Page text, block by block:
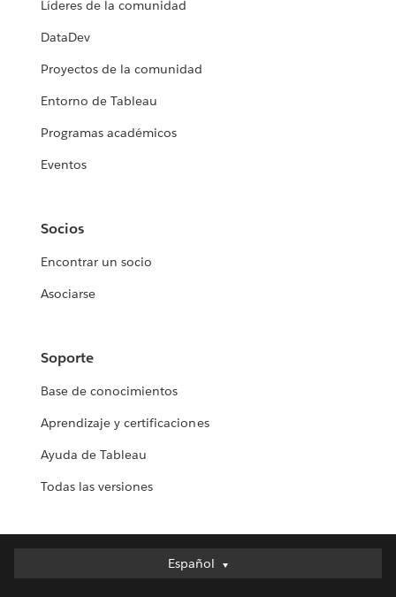
Líderes de la comunidad
DataDev
Proyectos de la comunidad
Entorno de Tableau
Programas académicos
Eventos
Socios
Encontrar un socio
Asociarse
Soporte
Base de conocimientos
Aprendizaje y certificaciones
Ayuda de Tableau
Todas las versiones
Español
Español